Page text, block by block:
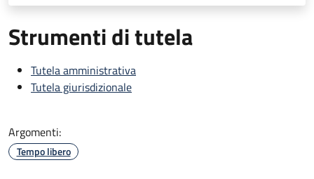
Strumenti di tutela
Tutela amministrativa
Tutela giurisdizionale
Argomenti:
Tempo libero